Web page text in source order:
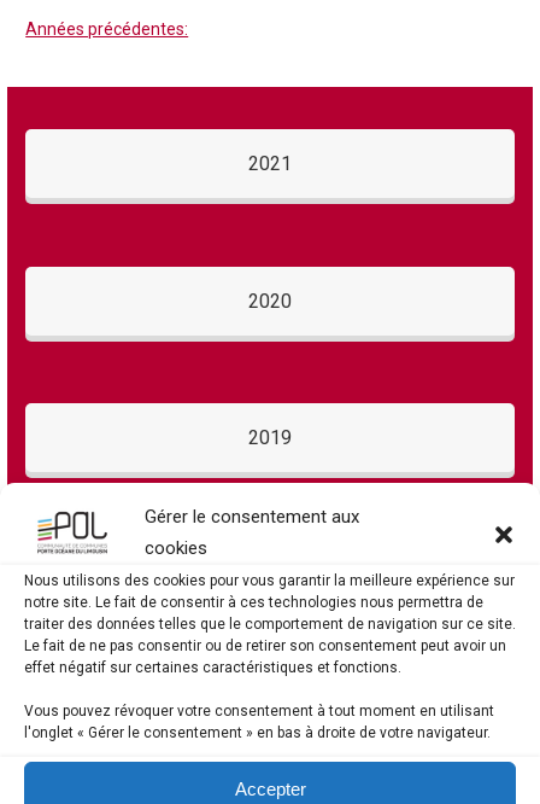
Gérer le consentement aux
cookies
Nous utilisons des cookies pour vous garantir la meilleure expérience sur
notre site. Le fait de consentir à ces technologies nous permettra de
traiter des données telles que le comportement de navigation sur ce site.
Le fait de ne pas consentir ou de retirer son consentement peut avoir un
effet négatif sur certaines caractéristiques et fonctions.
Vous pouvez révoquer votre consentement à tout moment en utilisant
l'onglet « Gérer le consentement » en bas à droite de votre navigateur.
Accepter
Années précédentes:
2021
2020
2019
2018
2017